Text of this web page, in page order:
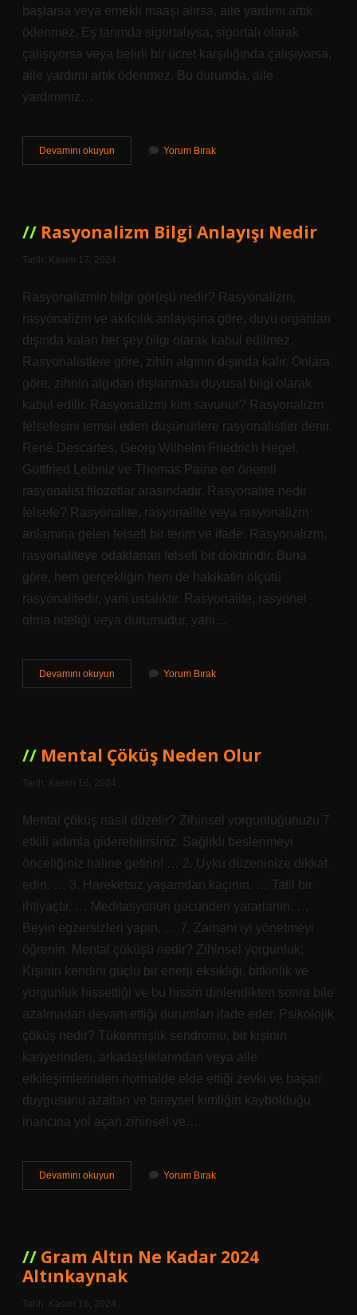
başlarsa veya emekli maaşı alırsa, aile yardımı artık
ödenmez. Eş tarımda sigortalıysa, sigortalı olarak
çalışıyorsa veya belirli bir ücret karşılığında çalışıyorsa,
aile yardımı artık ödenmez. Bu durumda, aile
yardımınız…
Devamını okuyun
Destek
Yorum Bırak
Rasyonalizm Bilgi Anlayışı Nedir
Tarih: Kasım 17, 2024
Rasyonalizmin bilgi görüşü nedir? Rasyonalizm,
rasyonalizm ve akılcılık anlayışına göre, duyu organları
dışında kalan her şey bilgi olarak kabul edilmez.
Rasyonalistlere göre, zihin algının dışında kalır. Onlara
göre, zihnin algıdan dışlanması duyusal bilgi olarak
kabul edilir. Rasyonalizmi kim savunur? Rasyonalizm
felsefesini temsil eden düşünürlere rasyonalistler denir.
René Descartes, Georg Wilhelm Friedrich Hegel,
Gottfried Leibniz ve Thomas Paine en önemli
rasyonalist filozoflar arasındadır. Rasyonalite nedir
felsefe? Rasyonalite, rasyonalite veya rasyonalizm
anlamına gelen felsefi bir terim ve ifade. Rasyonalizm,
rasyonaliteye odaklanan felsefi bir doktrindir. Buna
göre, hem gerçekliğin hem de hakikatin ölçütü
rasyonalitedir, yani ustalıktır. Rasyonalite, rasyonel
olma niteliği veya durumudur, yani…
Devamını okuyun Rasyonalizm
Bilgi
Yorum Bırak
Mental Çöküş Neden Olur
Tarih: Kasım 16, 2024
Mental çöküş nasıl düzelir? Zihinsel yorgunluğunuzu 7
etkili adımla giderebilirsiniz. Sağlıklı beslenmeyi
önceliğiniz haline getirin! … 2. Uyku düzeninize dikkat
edin. … 3. Hareketsiz yaşamdan kaçının. … Tatil bir
ihtiyaçtır. … Meditasyonun gücünden yararlanın. …
Beyin egzersizleri yapın. … 7. Zamanı iyi yönetmeyi
öğrenin. Mental çöküşü nedir? Zihinsel yorgunluk;
Kişinin kendini güçlü bir enerji eksikliği, bitkinlik ve
yorgunluk hissettiği ve bu hissin dinlendikten sonra bile
azalmadan devam ettiği durumları ifade eder. Psikolojik
çöküş nedir? Tükenmişlik sendromu, bir kişinin
kariyerinden, arkadaşlıklarından veya aile
etkileşimlerinden normalde elde ettiği zevki ve başarı
duygusunu azaltan ve bireysel kimliğin kaybolduğu
inancına yol açan zihinsel ve…
Devamını okuyun
Çöküş
Yorum Bırak
Gram Altın Ne Kadar 2024
Altınkaynak
Tarih: Kasım 16, 2024